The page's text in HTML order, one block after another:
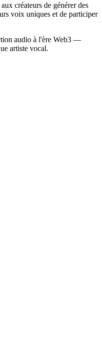
créateurs de générer des
voix uniques et de participer
audio à l'ère Web3 —
artiste vocal.